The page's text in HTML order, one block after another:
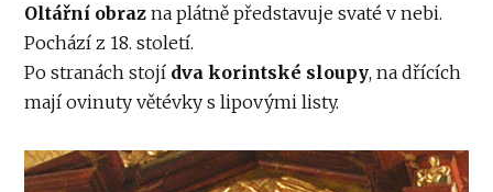
Oltářní obrazna plátně představuje svaté v nebi.
Pochází z 18. století.
Po stranách stojí dva korintské sloupy, na dřících
mají ovinuty větévky s lipovými listy.